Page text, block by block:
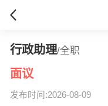
行政助理/全职
面议
发布时间:2026-08-09